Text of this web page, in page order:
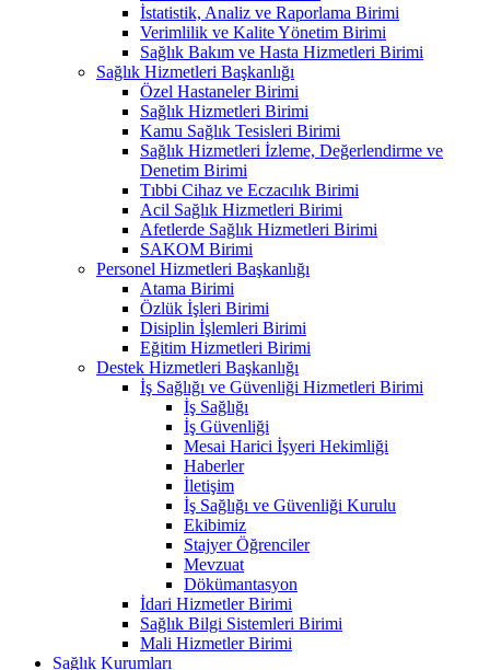
İstatistik, Analiz ve Raporlama Birimi
Verimlilik ve Kalite Yönetim Birimi
Sağlık Bakım ve Hasta Hizmetleri Birimi
Sağlık Hizmetleri Başkanlığı
Özel Hastaneler Birimi
Sağlık Hizmetleri Birimi
Kamu Sağlık Tesisleri Birimi
Sağlık Hizmetleri İzleme, Değerlendirme ve
Denetim Birimi
Tıbbi Cihaz ve Eczacılık Birimi
Acil Sağlık Hizmetleri Birimi
Afetlerde Sağlık Hizmetleri Birimi
SAKOM Birimi
Personel Hizmetleri Başkanlığı
Atama Birimi
Özlük İşleri Birimi
Disiplin İşlemleri Birimi
Eğitim Hizmetleri Birimi
Destek Hizmetleri Başkanlığı
İş Sağlığı ve Güvenliği Hizmetleri Birimi
İş Sağlığı
İş Güvenliği
Mesai Harici İşyeri Hekimliği
Haberler
İletişim
İş Sağlığı ve Güvenliği Kurulu
Ekibimiz
Stajyer Öğrenciler
Mevzuat
Dökümantasyon
İdari Hizmetler Birimi
Sağlık Bilgi Sistemleri Birimi
Mali Hizmetler Birimi
Sağlık Kurumları